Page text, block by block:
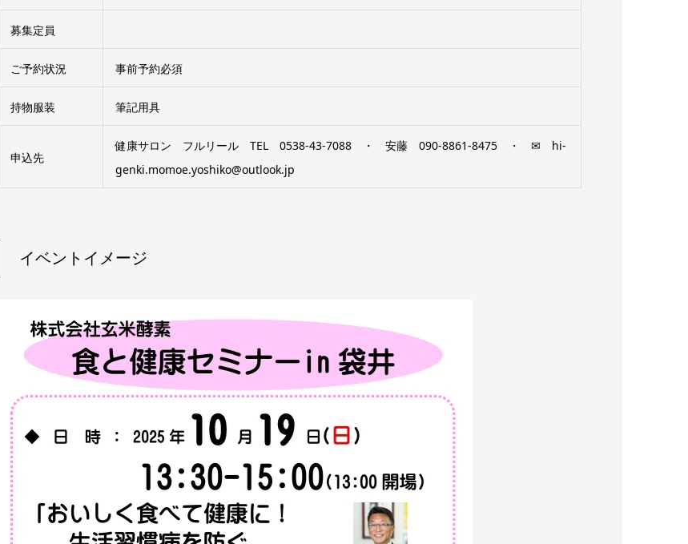
募集定員
ご予約状況 事前予約必須
持物服装 筆記用具
申込先
健康サロン フルリール TEL 0538-43-7088 ・ 安藤 090-8861-8475 ・ ✉ hi-
genki.momoe.yoshiko@outlook.jp
イベントイメージ